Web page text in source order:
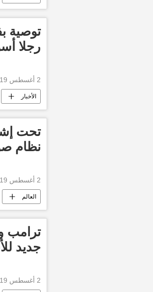
توصية
رجلا
2 أغسطس 2019, 21:52 GMT
الأخبار
تحت
نظام
2 أغسطس 2019, 21:48 GMT
العالم
ترامب
جديد
2 أغسطس 2019, 21:25 GMT